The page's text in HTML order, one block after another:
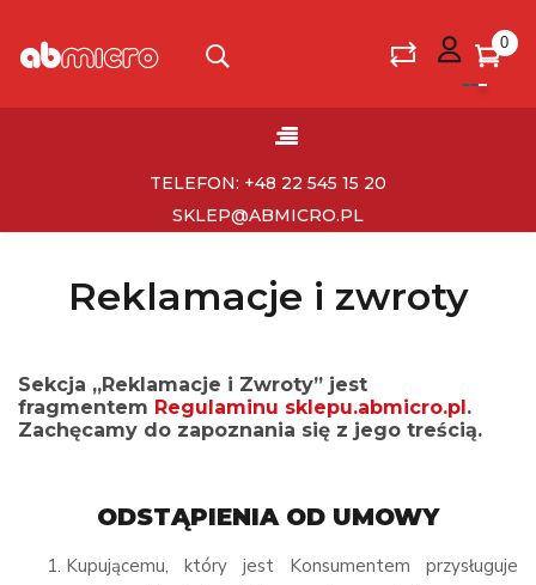
0
Toggle
☰
TELEFON: +48 22 545 15 20
SKLEP@ABMICRO.PL
Reklamacje i zwroty
Sekcja „Reklamacje i Zwroty” jest
fragmentem Regulaminu sklepu.abmicro.pl.
Zachęcamy do zapoznania się z jego treścią.
ODSTĄPIENIA OD UMOWY
Kupującemu, który jest Konsumentem przysługuje